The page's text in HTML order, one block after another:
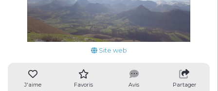
Site web
J'aime Favoris Avis Partager